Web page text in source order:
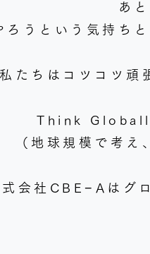
あ
ろうという気持ち
私たちはコツコツ頑
Think
（地球規模で考え
式会社CBE−Aはグ